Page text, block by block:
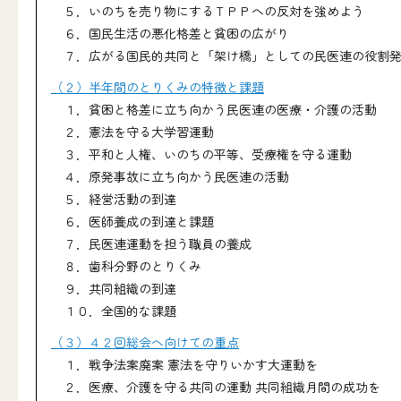
５．いのちを売り物にするＴＰＰへの反対を強めよう
６．国民生活の悪化格差と貧困の広がり
７．広がる国民的共同と「架け橋」としての民医連の役割
（２）半年間のとりくみの特徴と課題
１．貧困と格差に立ち向かう民医連の医療・介護の活動
２．憲法を守る大学習運動
３．平和と人権、いのちの平等、受療権を守る運動
４．原発事故に立ち向かう民医連の活動
５．経営活動の到達
６．医師養成の到達と課題
７．民医連運動を担う職員の養成
８．歯科分野のとりくみ
９．共同組織の到達
１０．全国的な課題
（３）４２回総会へ向けての重点
１．戦争法案廃案 憲法を守りいかす大運動を
２．医療、介護を守る共同の運動 共同組織月間の成功を